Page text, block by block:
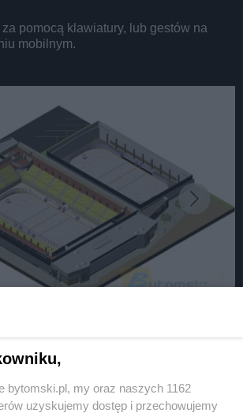
pomocą klawiatury, lub gestów na
mobilnym.
lokalnych
bytomski.pl, my oraz naszych 1162
uzyskujemy dostęp i przechowujemy